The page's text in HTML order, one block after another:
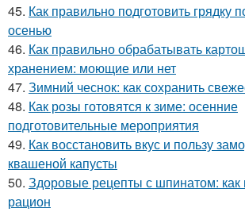
45. Как правильно подготовить грядку
осенью
46. Как правильно обрабатывать
хранением: моющие или нет
47. Зимний чеснок: как сохранить
48. Как розы готовятся к зиме: осенние
подготовительные мероприятия
49. Как восстановить вкус и пользу
квашеной капусты
50. Здоровые рецепты с шпинатом: как
рацион